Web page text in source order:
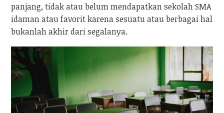
panjang, tidak atau belum mendapatkan sekolah SMA
idaman atau favorit karena sesuatu atau berbagai hal
bukanlah akhir dari segalanya.